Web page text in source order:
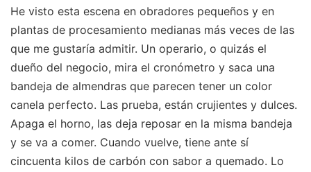
He visto esta escena en obradores pequeños y en
plantas de procesamiento medianas más veces de las
que me gustaría admitir. Un operario, o quizás el
dueño del negocio, mira el cronómetro y saca una
bandeja de almendras que parecen tener un color
canela perfecto. Las prueba, están crujientes y dulces.
Apaga el horno, las deja reposar en la misma bandeja
y se va a comer. Cuando vuelve, tiene ante sí
cincuenta kilos de carbón con sabor a quemado. Lo